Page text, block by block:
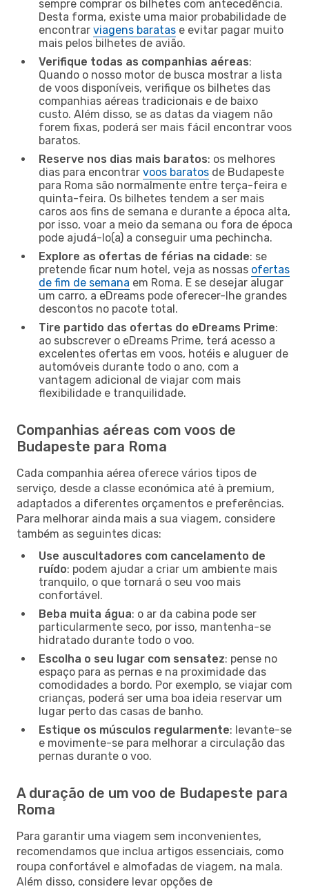
sempre comprar os bilhetes com antecedência.
Desta forma, existe uma maior probabilidade de
encontrar viagens baratas e evitar pagar muito
mais pelos bilhetes de avião.
Verifique todas as companhias aéreas:
Quando o nosso motor de busca mostrar a lista
de voos disponíveis, verifique os bilhetes das
companhias aéreas tradicionais e de baixo
custo. Além disso, se as datas da viagem não
forem fixas, poderá ser mais fácil encontrar voos
baratos.
Reserve nos dias mais baratos: os melhores
dias para encontrar voos baratos de Budapeste
para Roma são normalmente entre terça-feira e
quinta-feira. Os bilhetes tendem a ser mais
caros aos fins de semana e durante a época alta,
por isso, voar a meio da semana ou fora de época
pode ajudá-lo(a) a conseguir uma pechincha.
Explore as ofertas de férias na cidade: se
pretende ficar num hotel, veja as nossas ofertas
de fim de semana em Roma. E se desejar alugar
um carro, a eDreams pode oferecer-lhe grandes
descontos no pacote total.
Tire partido das ofertas do eDreams Prime:
ao subscrever o eDreams Prime, terá acesso a
excelentes ofertas em voos, hotéis e aluguer de
automóveis durante todo o ano, com a
vantagem adicional de viajar com mais
flexibilidade e tranquilidade.
Companhias aéreas com voos de
Budapeste para Roma
Cada companhia aérea oferece vários tipos de
serviço, desde a classe económica até à premium,
adaptados a diferentes orçamentos e preferências.
Para melhorar ainda mais a sua viagem, considere
também as seguintes dicas:
Use auscultadores com cancelamento de
ruído: podem ajudar a criar um ambiente mais
tranquilo, o que tornará o seu voo mais
confortável.
Beba muita água: o ar da cabina pode ser
particularmente seco, por isso, mantenha-se
hidratado durante todo o voo.
Escolha o seu lugar com sensatez: pense no
espaço para as pernas e na proximidade das
comodidades a bordo. Por exemplo, se viajar com
crianças, poderá ser uma boa ideia reservar um
lugar perto das casas de banho.
Estique os músculos regularmente: levante-se
e movimente-se para melhorar a circulação das
pernas durante o voo.
A duração de um voo de Budapeste para
Roma
Para garantir uma viagem sem inconvenientes,
recomendamos que inclua artigos essenciais, como
roupa confortável e almofadas de viagem, na mala.
Além disso, considere levar opções de